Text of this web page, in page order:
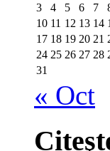
3
4 5 6 7
10 11 12 13 14
17 18 19 20 21
24 25 26 27 28
31
« Oct